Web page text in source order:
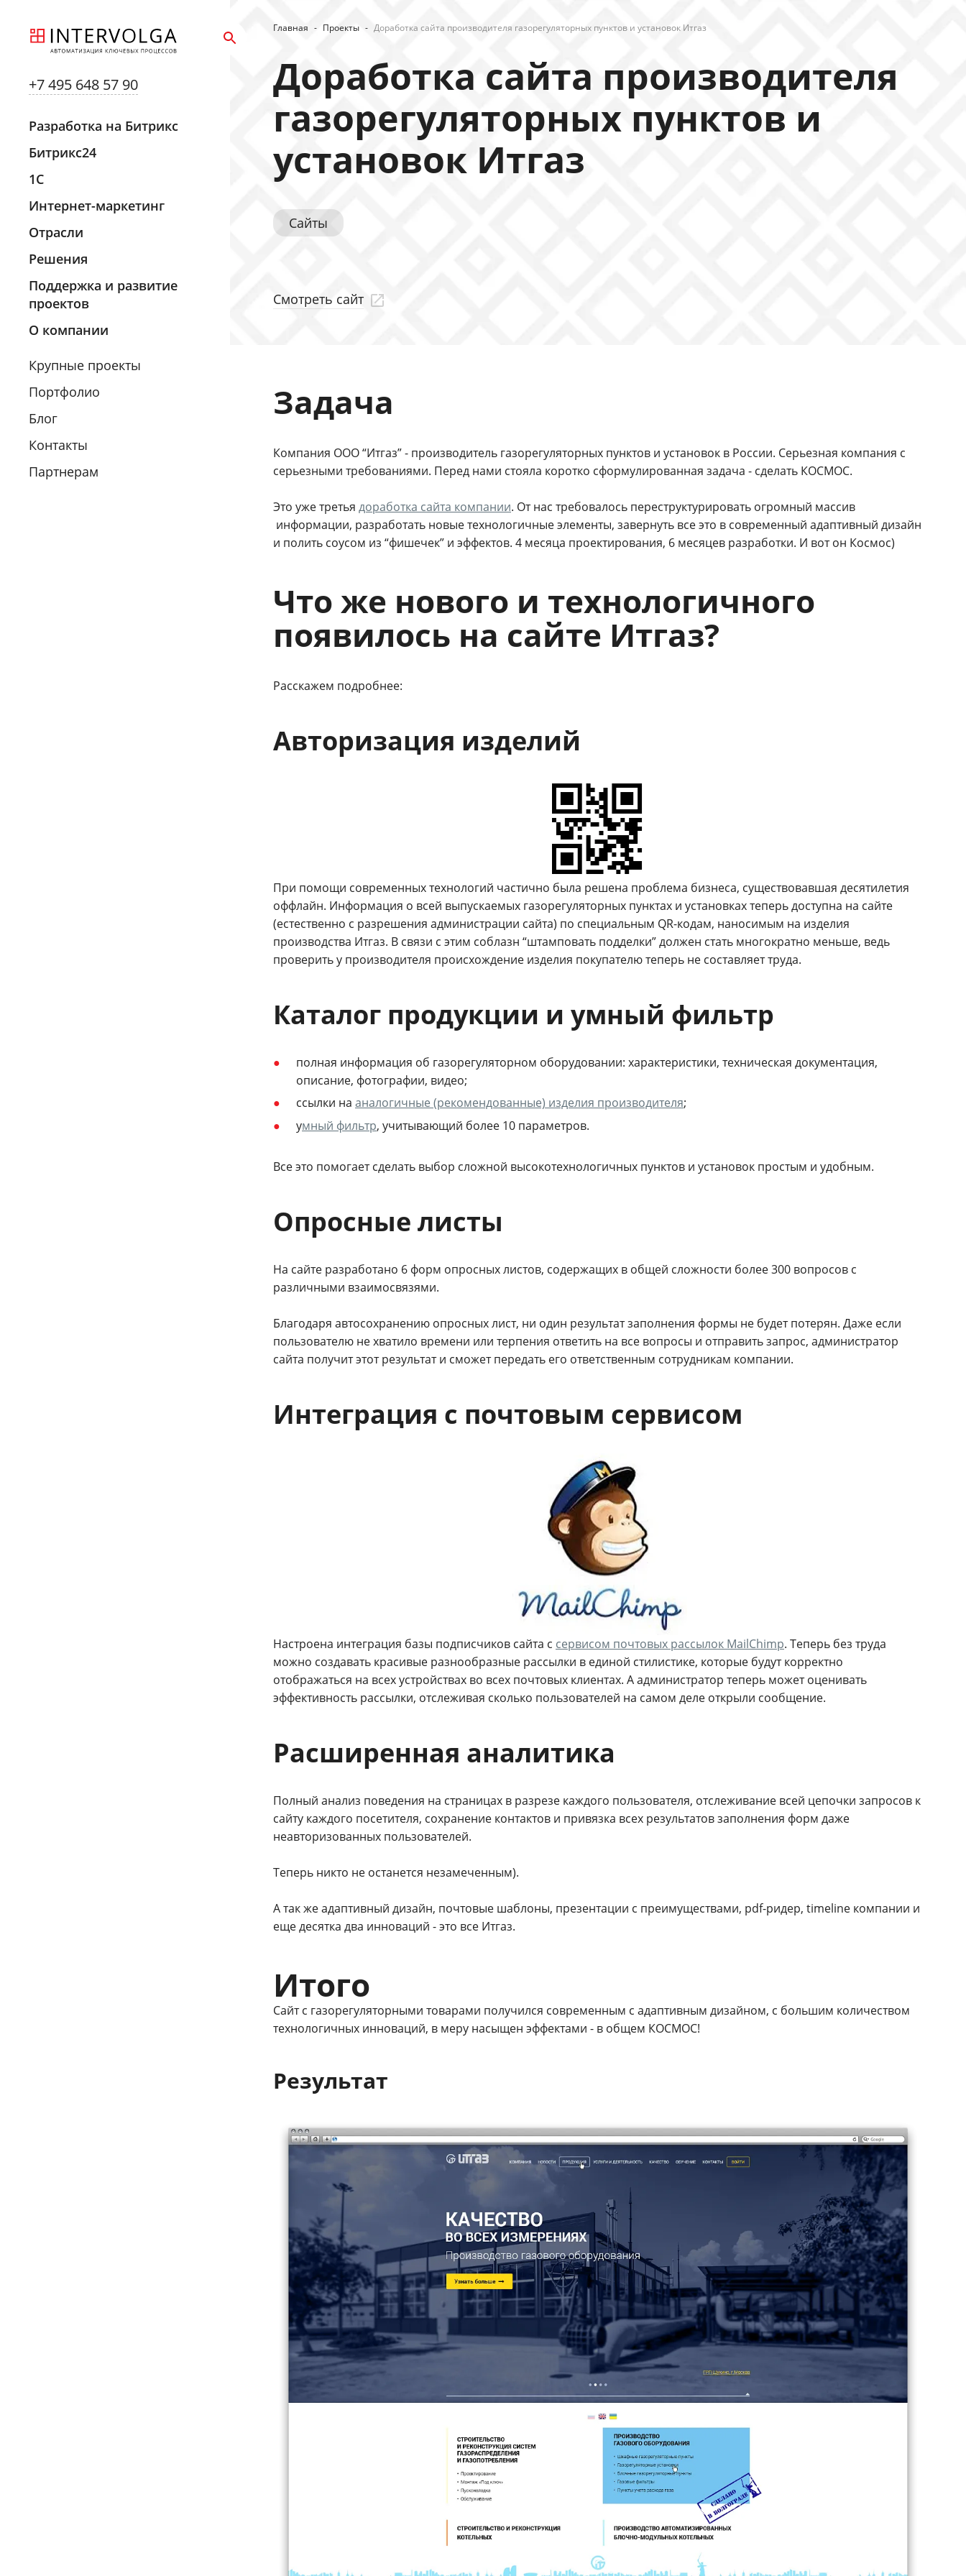
+7 495 648 57 90
Разработка на Битрикс
Битрикс24
1С
Интернет-маркетинг
Отрасли
Решения
Поддержка и развитие
проектов
О компании
Крупные проекты
Портфолио
Блог
Контакты
Партнерам
Главная - Проекты - Доработка сайта производителя газорегуляторных пунктов и установок Итгаз
Доработка сайта производителя
газорегуляторных пунктов и
установок Итгаз
Сайты
Смотреть сайт
Задача
Компания ООО “Итгаз” - производитель газорегуляторных пунктов и установок в России. Серьезная компания с
серьезными требованиями. Перед нами стояла коротко сформулированная задача - сделать КОСМОС.
Это уже третья доработка сайта компании. От нас требовалось переструктурировать огромный массив
информации, разработать новые технологичные элементы, завернуть все это в современный адаптивный дизайн
и полить соусом из “фишечек” и эффектов. 4 месяца проектирования, 6 месяцев разработки. И вот он Космос)
Что же нового и технологичного
появилось на сайте Итгаз?
Расскажем подробнее:
Авторизация изделий
При помощи современных технологий частично была решена проблема бизнеса, существовавшая десятилетия
оффлайн. Информация о всей выпускаемых газорегуляторных пунктах и установках теперь доступна на сайте
(естественно с разрешения администрации сайта) по специальным QR-кодам, наносимым на изделия
производства Итгаз. В связи с этим соблазн “штамповать подделки” должен стать многократно меньше, ведь
проверить у производителя происхождение изделия покупателю теперь не составляет труда.
Каталог продукции и умный фильтр
полная информация об газорегуляторном оборудовании: характеристики, техническая документация,
описание, фотографии, видео;
ссылки на аналогичные (рекомендованные) изделия производителя;
умный фильтр, учитывающий более 10 параметров.
Все это помогает сделать выбор сложной высокотехнологичных пунктов и установок простым и удобным.
Опросные листы
На сайте разработано 6 форм опросных листов, содержащих в общей сложности более 300 вопросов с
различными взаимосвязями.
Благодаря автосохранению опросных лист, ни один результат заполнения формы не будет потерян. Даже если
пользователю не хватило времени или терпения ответить на все вопросы и отправить запрос, администратор
сайта получит этот результат и сможет передать его ответственным сотрудникам компании.
Интеграция с почтовым сервисом
Настроена интеграция базы подписчиков сайта с сервисом почтовых рассылок MailChimp. Теперь без труда
можно создавать красивые разнообразные рассылки в единой стилистике, которые будут корректно
отображаться на всех устройствах во всех почтовых клиентах. А администратор теперь может оценивать
эффективность рассылки, отслеживая сколько пользователей на самом деле открыли сообщение.
Расширенная аналитика
Полный анализ поведения на страницах в разрезе каждого пользователя, отслеживание всей цепочки запросов к
сайту каждого посетителя, сохранение контактов и привязка всех результатов заполнения форм даже
неавторизованных пользователей.
Теперь никто не останется незамеченным).
А так же адаптивный дизайн, почтовые шаблоны, презентации с преимуществами, pdf-ридер, timeline компании и
еще десятка два инноваций - это все Итгаз.
Итого
Сайт с газорегуляторными товарами получился современным с адаптивным дизайном, с большим количеством
технологичных инноваций, в меру насыщен эффектами - в общем КОСМОС!
Результат